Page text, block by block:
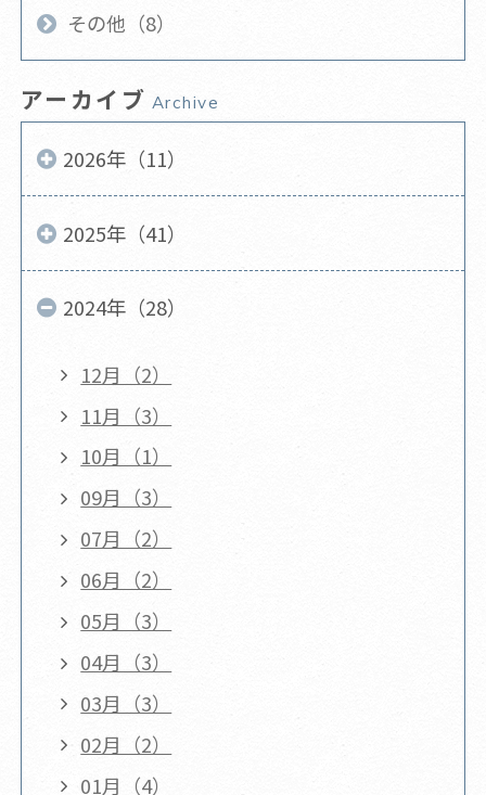
その他（8）
アーカイブ Archive
2026年（11）
2025年（41）
2024年（28）
12月（2）
11月（3）
10月（1）
09月（3）
07月（2）
06月（2）
05月（3）
04月（3）
03月（3）
02月（2）
01月（4）